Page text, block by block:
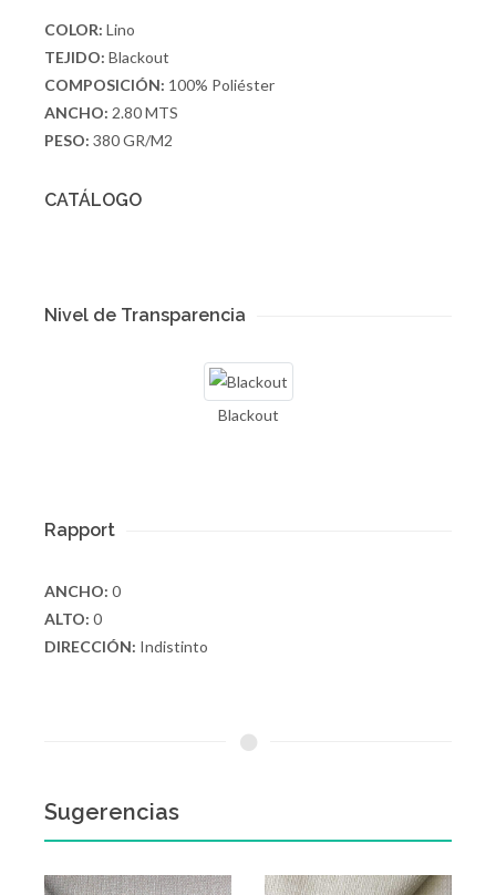
COLOR: Lino
TEJIDO: Blackout
COMPOSICIÓN: 100% Poliéster
ANCHO: 2.80 MTS
PESO: 380 GR/M2
CATÁLOGO
Nivel de Transparencia
Blackout
Rapport
ANCHO: 0
ALTO: 0
DIRECCIÓN: Indistinto
Sugerencias